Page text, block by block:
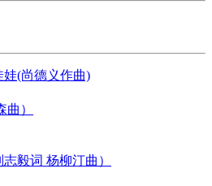
(尚德义作曲)
）
毅词 杨柳汀曲）